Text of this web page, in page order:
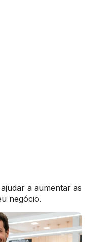
a aumentar as
negócio.